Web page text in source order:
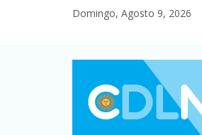
Domingo, Agosto 9, 2026